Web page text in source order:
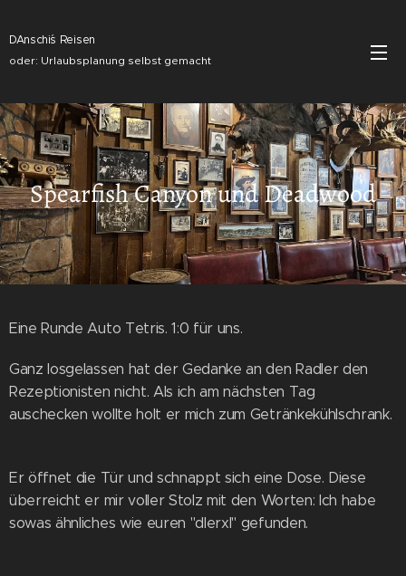
DAnschi´s Reisen
oder: Urlaubsplanung selbst gemacht
Spearfish Canyon und Deadwood
Eine Runde Auto Tetris. 1:0 für uns.
Ganz losgelassen hat der Gedanke an den Radler den
Rezeptionisten nicht. Als ich am nächsten Tag
auschecken wollte holt er mich zum Getränkekühlschrank.
Er öffnet die Tür und schnappt sich eine Dose. Diese
überreicht er mir voller Stolz mit den Worten: Ich habe
sowas ähnliches wie euren "dlerxl" gefunden.